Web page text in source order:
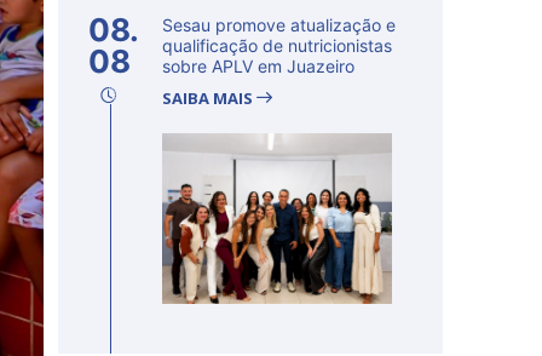
08.
08
Sesau promove atualização e
qualificação de nutricionistas
sobre APLV em Juazeiro
SAIBA MAIS